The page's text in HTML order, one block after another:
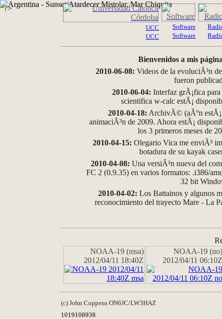
?>
UCC
UCC
Software
Software
Bienvenidos a mis
2010-06-08: Videos de la evoluciÃ³n
fueron
2010-06-04: Interfaz grÃ¡fica
scientifica w-calc estÃ¡
2010-04-18: ArchivÃ© (aÃºn
animaciÃ³n de 2009. Ahora estÃ¡
los 3 primeros meses de
2010-04-15: Olegario Vica me enviÃ³
botadura de su kayak
2010-04-08: Una versiÃ³n nueva del
FC 2 (0.9.35) en varios formatos: .i386/
32 bit
2010-04-02: Los Battainos y algunos
reconocimiento del trayecto Mare - La
NOAA-19 (msa)
2012/04/11 18:40Z
NOAA-19 (no)
2012/04/11 06:10Z
(c) John Coppens ON6JC/LW3HAZ
1019108938